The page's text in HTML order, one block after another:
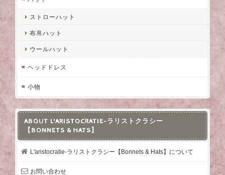
ストローハット
布帛ハット
ウールハット
ヘッドドレス
小物
ABOUT L'ARISTOCRATIE-ラリストクラシー
【BONNETS & HATS】
L'aristocratie-ラリストクラシー【Bonnets & Hats】について
お問い合わせ